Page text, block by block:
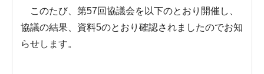
このたび、第57回協議会を以下のとおり開催し、
協議の結果、資料5のとおり確認されましたのでお知
らせします。